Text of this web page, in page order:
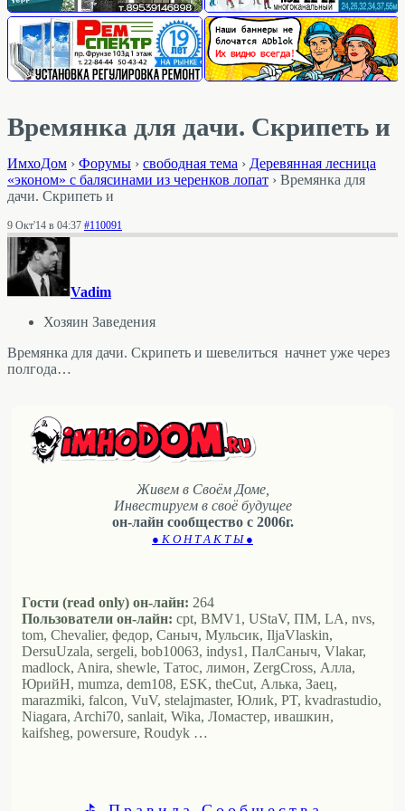
Времянка для дачи. Скрипеть и
ИмхоДом › Форумы › свободная тема › Деревянная лесница
«эконом» с балясинами из черенков лопат › Времянка для
дачи. Скрипеть и
9 Окт'14 в 04:37 #110091
Vadim
Хозяин Заведения
Времянка для дачи. Скрипеть и шевелиться начнет уже через
полгода…
Живем в Своём Доме,
Инвестируем в своё будущее
он-лайн сообщество с 2006г.
● К О Н Т А К Т Ы ●
Гости (read only) он-лайн: 264
Пользователи он-лайн: cpt, BMV1, UStaV, ПМ, LA, nvs,
tom, Chevalier, федор, Саныч, Мульсик, IljaVlaskin,
DersuUzala, sergeli, bob10063, indys1, ПалСаныч, Vlakar,
madlock, Anira, shewle, Татос, лимон, ZergCross, Алла,
ЮрийН, mumza, dem108, ESK, theCut, Алька, Заец,
marazmiki, falcon, VuV, stelajmaster, Юлиk, PT, kvadrastudio,
Niagara, Archi70, sanlait, Wika, Ломастер, ивашкин,
kaifsheg, powersure, Roudyk …